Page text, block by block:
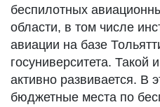
беспилотных
области, в том числе
авиации на базе
госуниверситета. Такой
активно развивается. В
бюджетные места по